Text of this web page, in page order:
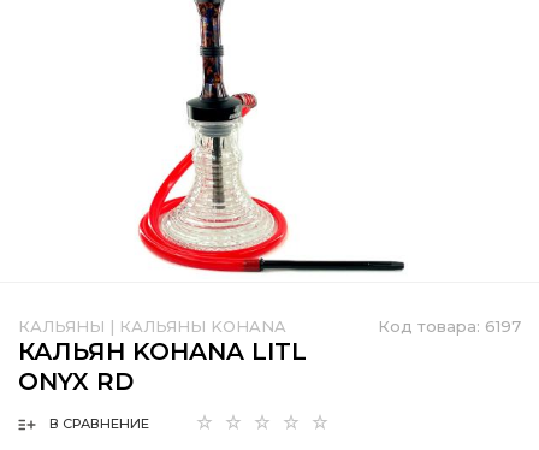
Код товара: 6197
КАЛЬЯНЫ | КАЛЬЯНЫ KOHANA
КАЛЬЯН KOHANA LITL
ONYX RD
В СРАВНЕНИЕ